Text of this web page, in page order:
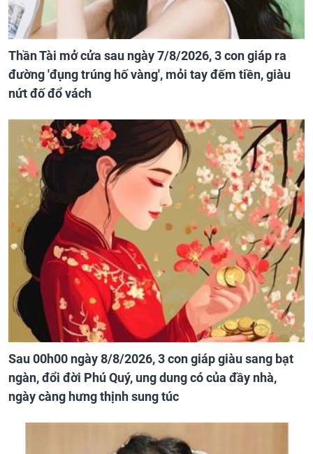
Thần Tài mở cửa sau ngày 7/8/2026, 3 con giáp ra
đường 'đụng trúng hố vàng', mỏi tay đếm tiền, giàu
nứt đố đổ vách
Sau 00h00 ngày 8/8/2026, 3 con giáp giàu sang bạt
ngàn, đổi đời Phú Quý, ung dung có của đầy nhà,
ngày càng hưng thịnh sung túc